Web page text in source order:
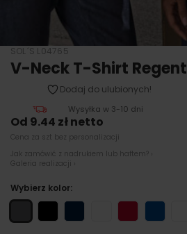
SOL´S L04765
V-Neck T-Shirt Regent
Dodaj do ulubionych!
Wysyłka w 3-10 dni
Od 9.44 zł netto
Cena za szt bez personalizacji
Jak zamówić z nadrukiem lub haftem? ›
Galeria realizacji ›
Wybierz kolor: